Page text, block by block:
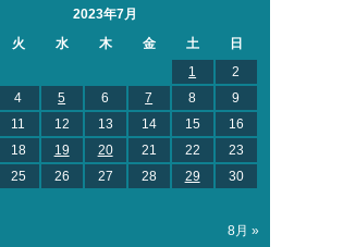
2023年7月
火 水 木 金 土
日
1
2
4 5 6 7 8
9
11 12 13 14 15
16
18 19 20 21 22
23
25 26 27 28 29
30
8月 »